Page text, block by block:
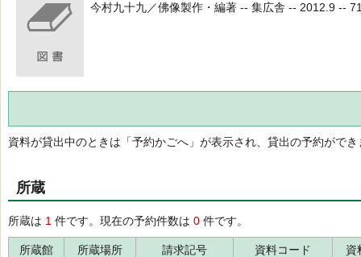
今村九十九／佛像製作・編著 -- 集広舎 -- 2012.9 --
資料が貸出中のときは「予約かごへ」が表示され、貸出の予約ができ
所蔵
所蔵は 1 件です。現在の予約件数は 0 件です。
所蔵館 所蔵場所 請求記号 資料コード 資